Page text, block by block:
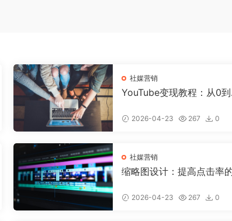
社媒营销
YouTube变现教程：从0到
2026-04-23 267 0
社媒营销
缩略图设计：提高点击率
2026-04-23 267 0